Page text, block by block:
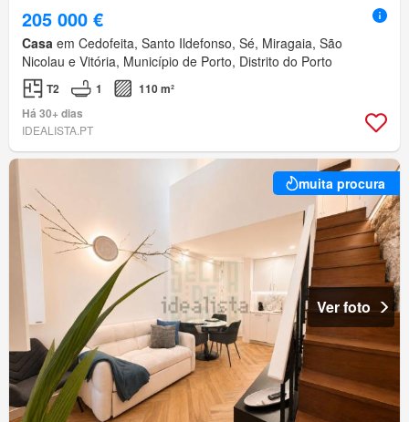
205 000 €
Casa em Cedofeita, Santo Ildefonso, Sé, Miragaia, São
Nicolau e Vitória, Município de Porto, Distrito do Porto
T2 1
110 m²
Há 30+ dias
IDEALISTA.PT
muita procura
Ver foto